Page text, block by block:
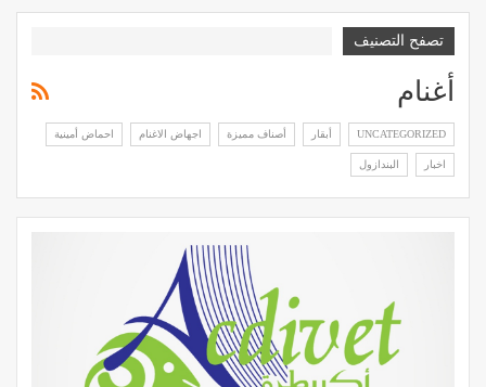
تصفح التصنيف
أغنام
UNCATEGORIZED أبقار أصناف مميزة اجهاض الاغنام احماض أمينية
اخبار البندازول